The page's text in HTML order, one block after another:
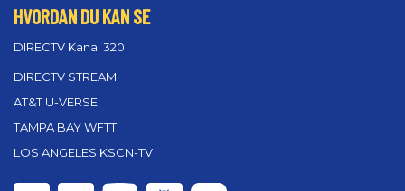
HVORDAN DU KAN SE
DIRECTV Kanal 320
DIRECTV STREAM
AT&T U-VERSE
TAMPA BAY WFTT
LOS ANGELES KSCN-TV